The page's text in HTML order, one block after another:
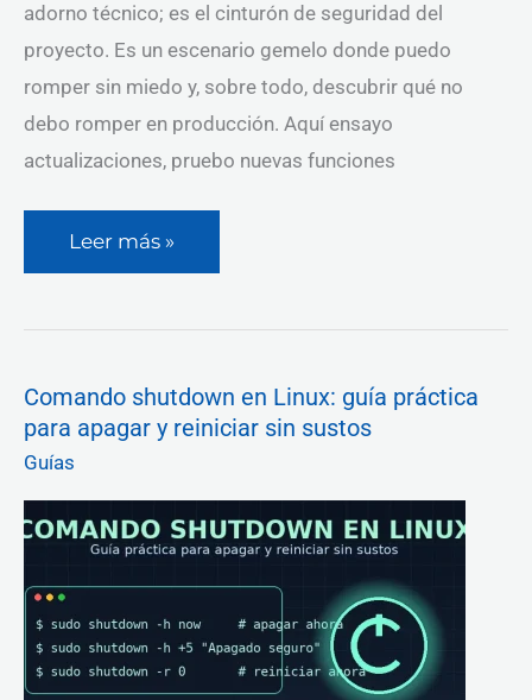
adorno técnico; es el cinturón de seguridad del
proyecto. Es un escenario gemelo donde puedo
romper sin miedo y, sobre todo, descubrir qué no
debo romper en producción. Aquí ensayo
actualizaciones, pruebo nuevas funciones
Leer más »
Comando shutdown en Linux: guía práctica
para apagar y reiniciar sin sustos
Guías
Comando
shutdown
en
guía
apagar
sin